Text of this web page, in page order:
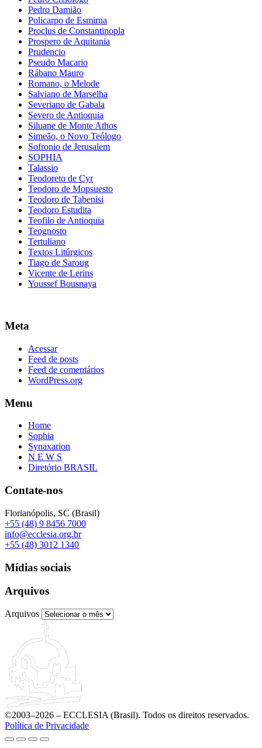
Pedro Damião
Policarpo de Esmirna
Proclus de Constantinopla
Prospero de Aquitania
Prudencio
Pseudo Macario
Rábano Mauro
Romano, o Melode
Salviano de Marselha
Severiano de Gabala
Severo de Antioquia
Siluane de Monte Athos
Simeão, o Novo Teólogo
Sofronio de Jerusalem
SOPHIA
Talassio
Teodoreto de Cyr
Teodoro de Mopsuesto
Teodoro de Tabenisi
Teodoro Estudita
Teofilo de Antioquia
Teognosto
Tertuliano
Textos Litúrgicos
Tiago de Saroug
Vicente de Lerins
Youssef Bousnaya
Meta
Acessar
Feed de posts
Feed de comentários
WordPress.org
Menu
Home
Sophia
Synaxarion
N E W S
Diretório BRASIL
Contate-nos
Florianópolis, SC (Brasil)
+55 (48) 9 8456 7000
info@ecclesia.org.br
+55 (48) 3012 1340
Mídias sociais
Arquivos
Arquivos
©2003–2026 – ECCLESIA (Brasil). Todos os direitos reservados.
Política de Privacidade